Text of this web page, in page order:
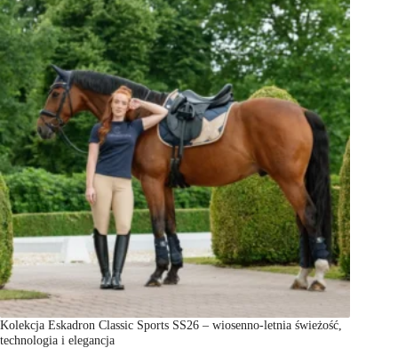
Kolekcja Eskadron Classic Sports SS26 – wiosenno-letnia świeżość,
technologia i elegancja